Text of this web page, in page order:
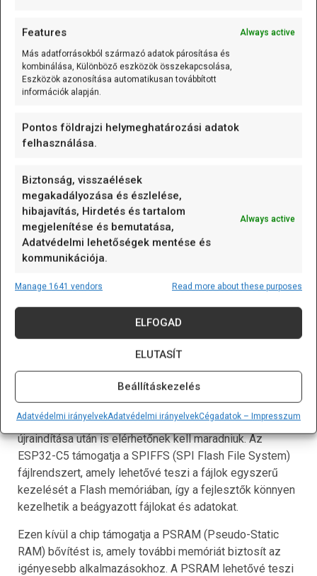
Features Always active
Más adatforrásokból származó adatok párosítása és
kombinálása, Különböző eszközök összekapcsolása,
Eszközök azonosítása automatikusan továbbított
információk alapján.
Pontos földrajzi helymeghatározási adatok
felhasználása.
Biztonság, visszaélések
megakadályozása és észlelése,
hibajavítás, Hirdetés és tartalom
megjelenítése és bemutatása,
Adatvédelmi lehetőségek mentése és
kommunikációja.
Always active
Manage 1641 vendors Read more about these purposes
ELFOGAD
ELUTASÍT
Beállításkezelés
Adatvédelmi irányelvekAdatvédelmi irányelvekCégadatok – Impresszum
A CPU teljesítménye mellett az ESP32-C5 olyan fejlett
dinamikus frekvenciaskálázás (Dynamic Frequency
Scaling, DFS), amely lehetővé teszi a rendszer számára,
hogy az aktuális feldolgozási igényekhez igazodva
optimalizálva az energiafelhasználást. Ez a funkció
különösen hasznos az akkumulátorról működő IoT
kulcsfontosságú szempont.
4.2. Memória (RAM és Flash)
Az ESP32-C5 rendelkezik egy 400 kB SRAM-mal (Static
Random-Access Memory), amely bőséges memóriát
gyors adatfeldolgozáshoz. Az SRAM gyors hozzáférést
biztosít az adatokhoz, ami elengedhetetlen az olyan
feladatok esetében, mint az érzékelői adatok valós idejű
feldolgozása vagy a hálózati forgalom kezelése.
A chip továbbá 4 MB Flash memóriával van felszerelve,
amely lehetővé teszi a firmware és egyéb állandó
adatok tárolását. A Flash memória kiválóan alkalmas
olyan adatok tárolására, amelyeknek a rendszer
újraindítása után is elérhetőnek kell maradniuk. Az
ESP32-C5 támogatja a SPIFFS (SPI Flash File System)
fájlrendszert, amely lehetővé teszi a fájlok egyszerű
kezelését a Flash memóriában, így a fejlesztők könnyen
kezelhetik a beágyazott fájlokat és adatokat.
Ezen kívül a chip támogatja a PSRAM (Pseudo-Static
RAM) bővítést is, amely további memóriát biztosít az
igényesebb alkalmazásokhoz. A PSRAM lehetővé teszi